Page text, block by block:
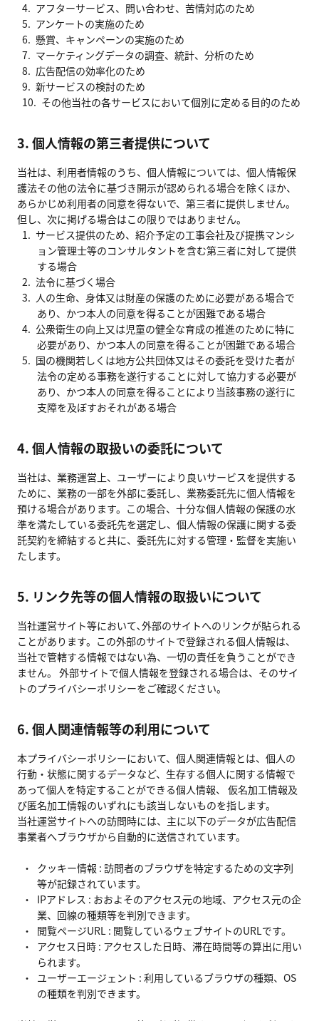
アフターサービス、問い合わせ、苦情対応のため
アンケートの実施のため
懸賞、キャンペーンの実施のため
マーケティングデータの調査、統計、分析のため
広告配信の効率化のため
新サービスの検討のため
その他当社の各サービスにおいて個別に定める目的のため
3. 個人情報の第三者提供について
当社は、利用者情報のうち、個人情報については、個人情報保
護法その他の法令に基づき開示が認められる場合を除くほか、
あらかじめ利用者の同意を得ないで、第三者に提供しません。
但し、次に掲げる場合はこの限りではありません。
サービス提供のため、紹介予定の工事会社及び提携マンシ
ョン管理士等のコンサルタントを含む第三者に対して提供
する場合
法令に基づく場合
人の生命、身体又は財産の保護のために必要がある場合で
あり、かつ本人の同意を得ることが困難である場合
公衆衛生の向上又は児童の健全な育成の推進のために特に
必要があり、かつ本人の同意を得ることが困難である場合
国の機関若しくは地方公共団体又はその委託を受けた者が
法令の定める事務を遂行することに対して協力する必要が
あり、かつ本人の同意を得ることにより当該事務の遂行に
支障を及ぼすおそれがある場合
4. 個人情報の取扱いの委託について
当社は、業務運営上、ユーザーにより良いサービスを提供する
ために、業務の一部を外部に委託し、業務委託先に個人情報を
預ける場合があります。この場合、十分な個人情報の保護の水
準を満たしている委託先を選定し、個人情報の保護に関する委
託契約を締結すると共に、委託先に対する管理・監督を実施い
たします。
5. リンク先等の個人情報の取扱いについて
当社運営サイト等において､外部のサイトへのリンクが貼られる
ことがあります。この外部のサイトで登録される個人情報は、
当社で管轄する情報ではない為、一切の責任を負うことができ
ません。 外部サイトで個人情報を登録される場合は、そのサイ
トのプライバシーポリシーをご確認ください。
6. 個人関連情報等の利用について
本プライバシーポリシーにおいて、個人関連情報とは、個人の
行動・状態に関するデータなど、生存する個人に関する情報で
あって個人を特定することができる個人情報、 仮名加工情報及
び匿名加工情報のいずれにも該当しないものを指します。
当社運営サイトへの訪問時には、主に以下のデータが広告配信
事業者へブラウザから自動的に送信されています。
クッキー情報 : 訪問者のブラウザを特定するための文字列
等が記録されています。
IPアドレス : おおよそのアクセス元の地域、アクセス元の企
業、回線の種類等を判別できます。
閲覧ページURL : 閲覧しているウェブサイトのURLです。
アクセス日時 : アクセスした日時、滞在時間等の算出に用い
られます。
ユーザーエージェント : 利用しているブラウザの種類、OS
の種類を判別できます。